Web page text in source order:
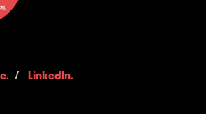
/ LinkedIn.